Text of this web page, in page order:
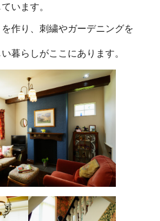
います。
作り、刺繍やガーデニングを
暮らしがここにあります。